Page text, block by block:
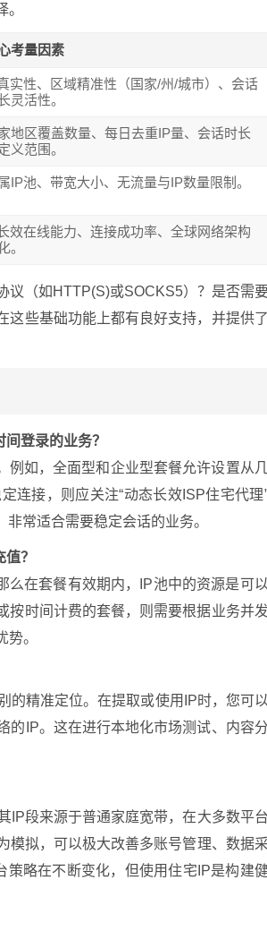
考量因素
实性、区域精准性（国家/州/城市）、会话
灵活性。
地区覆盖数量、每日去重IP量、会话时长
义范围。
IP池、带宽大小、无流量与IP数量限制。
效在线能力、连接成功率、全球网络架构
。
议（如HTTP(S)或SOCKS5）？是否需
这些基础功能上都有良好支持，并提供了
登录的业务？
例如，全面型和企业型套餐允许设置从
连接，则应关注“动态长效ISP住宅代理
常适合需要稳定会话的业务。
？
么在套餐有效期内，IP池中的资源是可以
按时间计费的套餐，则需要根据业务并发
。
的精准定位。在提取或使用IP时，您可以
的IP。这在进行本地化市场测试、内容分
IP段来源于普通家庭宽带，在大多数平台
模拟，可以极大改善多账号管理、数据采
略在不断变化，但使用住宅IP是构建